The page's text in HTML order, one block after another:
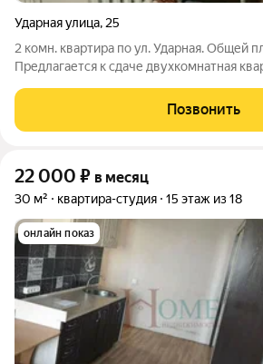
Ударная улица, 25
2 комн. квартира по ул. Ударная. Общей
Предлагается к сдаче двухкомнатная
для проживания. В шаговой доступности
остановка
Позвонить
22 000 ₽ в месяц
30 м² квартира-студия 15 этаж из 18
онлайн показ